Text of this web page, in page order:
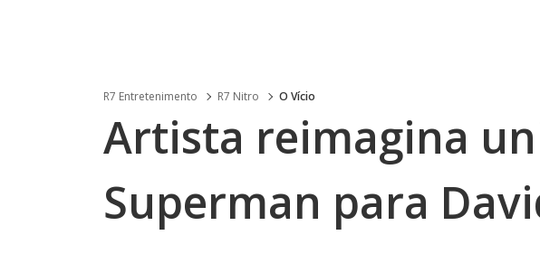
R7 Entretenimento R7 Nitro O Vício
Artista reimagina
Superman para